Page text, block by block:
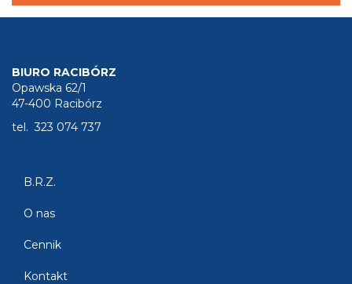
BIURO RACIBÓRZ
Opawska 62/1
47-400 Racibórz
tel. 323 074 737
B.R.Z.
O nas
Cennik
Kontakt